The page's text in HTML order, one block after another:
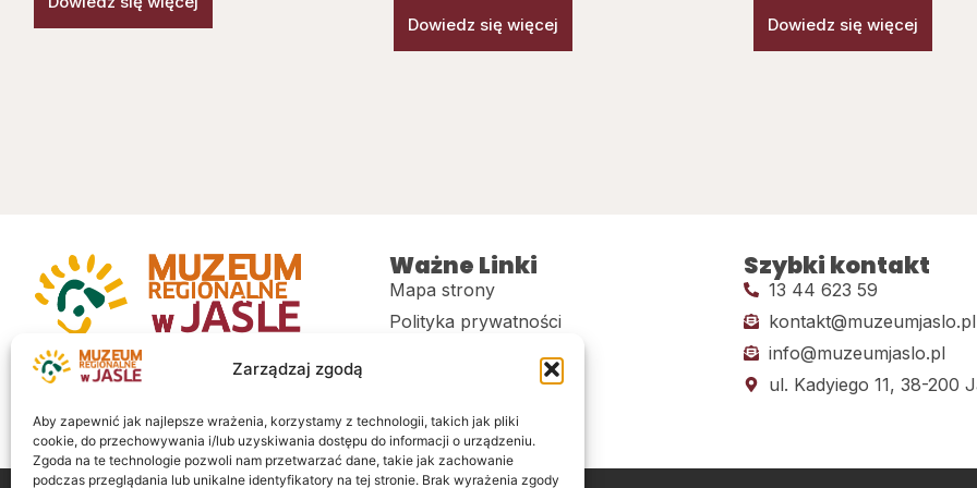
Zarządzaj zgodą
Aby zapewnić jak najlepsze wrażenia, korzystamy z technologii, takich jak pliki
cookie, do przechowywania i/lub uzyskiwania dostępu do informacji o urządzeniu.
Zgoda na te technologie pozwoli nam przetwarzać dane, takie jak zachowanie
podczas przeglądania lub unikalne identyfikatory na tej stronie. Brak wyrażenia zgody
Dowiedz się więcej Dowiedz się więcej
Muzeum regionalne w Jaśle im. dr.
Stanisława Kadyiego
Ważne Linki
Mapa strony
Polityka prywatności
Deklaracja dostępności
Sklep
Szybki kontakt
13 44 623 59
kontakt@muzeumjaslo.pl
info@muzeumjaslo.pl
ul. Kadyiego 11, 38-200